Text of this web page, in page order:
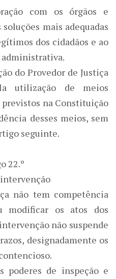
com os órgãos e
mais adequadas
dos cidadãos e ao
administrativa.
do Provedor de Justiça
utilização de meios
na Constituição
desses meios, sem
seguinte.
22.º
não tem competência
modificar os atos dos
não suspende
designadamente os
poderes de inspeção e